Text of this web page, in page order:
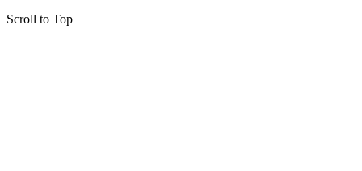
Scroll to Top